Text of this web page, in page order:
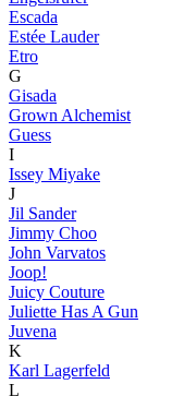
Escada
Estée Lauder
Etro
G
Gisada
Grown Alchemist
Guess
I
Issey Miyake
J
Jil Sander
Jimmy Choo
John Varvatos
Joop!
Juicy Couture
Juliette Has A Gun
Juvena
K
Karl Lagerfeld
L